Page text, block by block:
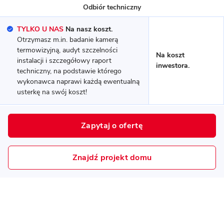
użytkowym
MUROWANY
14 zdjęć
Bieganów - energooszczędny
Odbiór techniczny
TYLKO U NAS Na nasz koszt.
Otrzymasz m.in. badanie kamerą
termowizyjną, audyt szczelności
instalacji i szczegółowy raport
techniczny, na podstawie którego
wykonawca naprawi każdą ewentualną
usterkę na swój koszt!
Na koszt
inwestora.
Zapytaj o ofertę
Znajdź projekt domu